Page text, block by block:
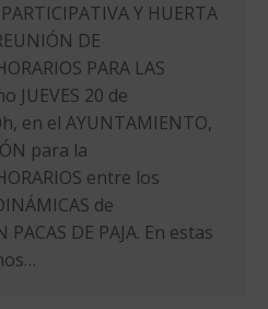
Y HUERTA
DE
PARA LAS
JUEVES 20 de
en el AYUNTAMIENTO,
para la
entre los
de
PACAS DE PAJA. En estas